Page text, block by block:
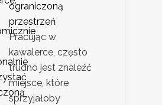
ograniczoną
przestrzeń
Pracując w
kawalerce, często
trudno jest znaleźć
miejsce, które
sprzyjałoby